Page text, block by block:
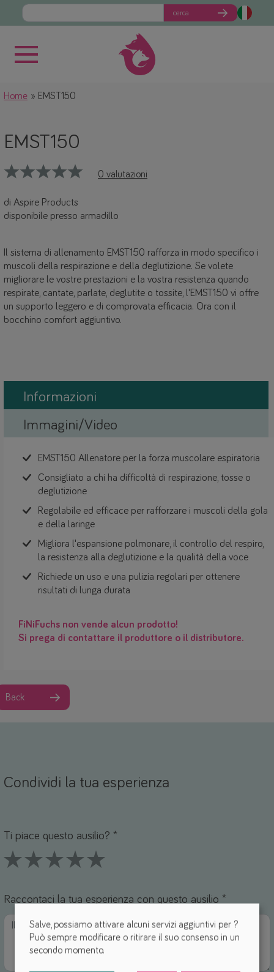
cerca
Home EMST150
EMST150
0 valutazioni
di Aspire Products
disponibile presso armadillo
Il sistema di allenamento EMST150 rafforza in modo specifico i
muscoli della respirazione e della deglutizione. Se volete
migliorare le vostre prestazioni e la vostra resistenza quando
respirate, cantate, parlate, deglutite o tossite, l'EMST150 vi offre
un supporto leggero e di comprovata efficacia. Ora con il
bocchino comfort aggiuntivo.
Informazioni
Immagini/Video
EMST150 Allenatore per la forza muscolare espiratoria
Consigliato a chi ha difficoltà di respirazione, tosse o
deglutizione
Regolabile ed efficace per rafforzare i muscoli della gola
e della laringe
Migliora l'espansione polmonare, il controllo del respiro,
la resistenza alla deglutizione e la qualità della voce
Richiede un uso e una pulizia regolari per ottenere
risultati di lunga durata
FiNiFuchs non vende alcun prodotto!
Si prega di contattare il produttore o il distributore.
Back
Condividi la tua esperienza
Ti piace questo ausilio? *
Raccontaci la tua esperienza con questo ausilio *
Salve, possiamo attivare alcuni servizi aggiuntivi per ?
Può sempre modificare o ritirare il suo consenso in un
secondo momento.